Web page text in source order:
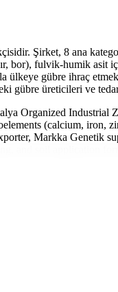
Şirket, 8 ana
bor), fulvik-humik
gübre ihraç
gübre üreticileri ve
Organized
(calcium, iron,
Markka Genetik